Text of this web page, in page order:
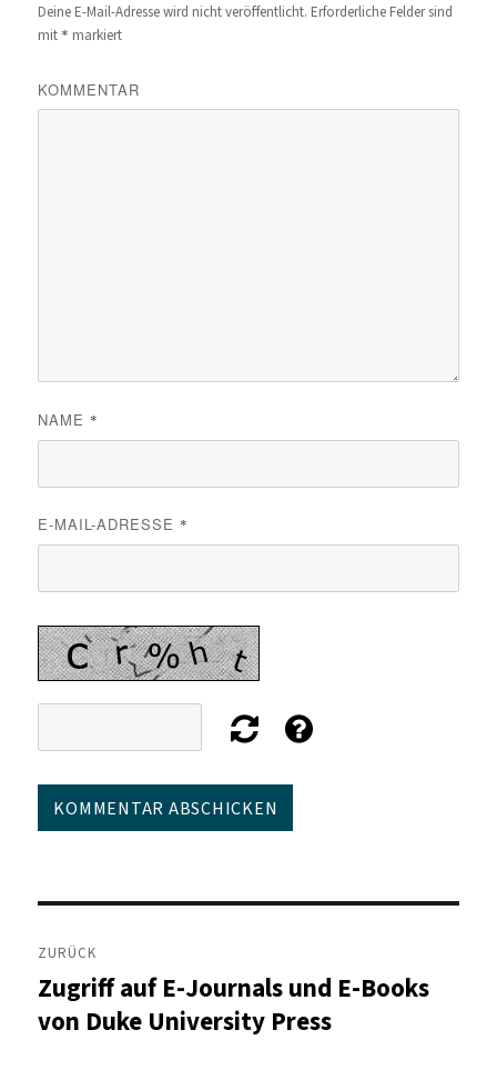
Deine E-Mail-Adresse wird nicht veröffentlicht. Erforderliche Felder sind
mit * markiert
KOMMENTAR
NAME *
E-MAIL-ADRESSE *
Beitragsnavigation
ZURÜCK
Vorheriger
Beitrag:
Zugriff auf E-Journals und E-Books
von Duke University Press